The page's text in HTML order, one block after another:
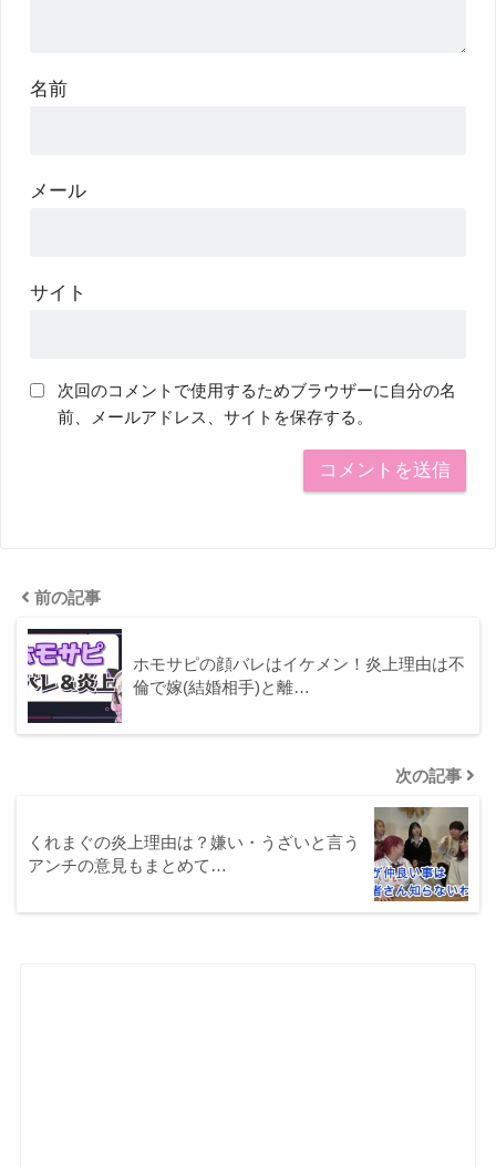
名前
メール
サイト
次回のコメントで使用するためブラウザーに自分の名
前、メールアドレス、サイトを保存する。
前の記事
ホモサピの顔バレはイケメン！炎上理由は不
倫で嫁(結婚相手)と離…
次の記事
くれまぐの炎上理由は？嫌い・うざいと言う
アンチの意見もまとめて…